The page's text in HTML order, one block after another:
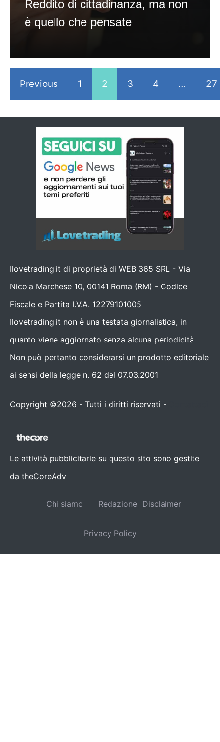
Reddito di cittadinanza, ma non
è quello che pensate
Previous 1 2 3 4 … 27
Ilovetrading.it di proprietà di WEB 365 SRL - Via
Nicola Marchese 10, 00141 Roma (RM) - Codice
Fiscale e Partita I.V.A. 12279101005
Ilovetrading.it non è una testata giornalistica, in
quanto viene aggiornato senza alcuna periodicità.
Non può pertanto considerarsi un prodotto editoriale
ai sensi della legge n. 62 del 07.03.2001
Copyright ©2026 - Tutti i diritti riservati -
Le attività pubblicitarie su questo sito sono gestite
da theCoreAdv
Chi siamo Redazione Disclaimer
Privacy Policy